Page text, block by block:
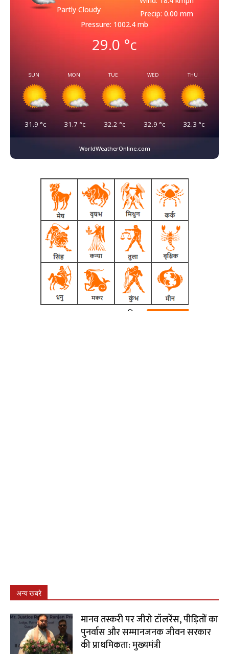
Partly Cloudy
Precip: 0.00 mm
Pressure: 1002.4 mb
29.0 °c
SUN
31.9 °c
MON
31.7 °c
TUE
32.2 °c
WED
32.9 °c
THU
32.3 °c
WorldWeatherOnline.com
अन्य खबरे
मानव तस्करी पर जीरो टॉलरेंस, पीड़ितों का
पुनर्वास और सम्मानजनक जीवन सरकार
की प्राथमिकता: मुख्यमंत्री